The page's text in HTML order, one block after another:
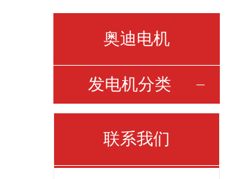
奥迪电机
发电机分类
联系我们